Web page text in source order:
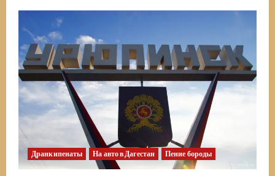
Дранкипенаты На авто в Дагестан Пение бороды